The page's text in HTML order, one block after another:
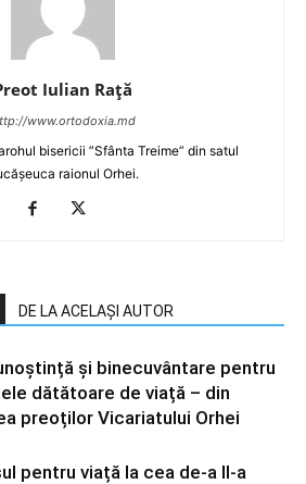
Iulian Raţă
www.ortodoxia.md
bisericii ”Sfânta Treime” din satul
raionul Orhei.
DE LA ACELAȘI AUTOR
și binecuvântare pentru
dătătoare de viață – din
preoților Vicariatului Orhei
pentru viață la cea de-a II-a